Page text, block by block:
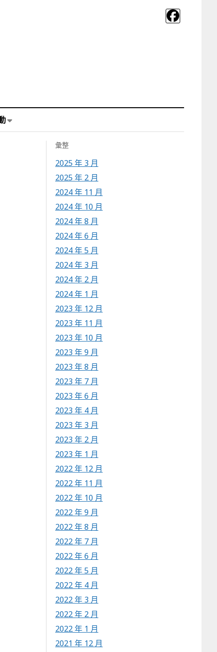
彙整
2025 年 3 月
2025 年 2 月
2024 年 11 月
2024 年 10 月
2024 年 8 月
2024 年 6 月
2024 年 5 月
2024 年 3 月
2024 年 2 月
2024 年 1 月
2023 年 12 月
2023 年 11 月
2023 年 10 月
2023 年 9 月
2023 年 8 月
2023 年 7 月
2023 年 6 月
2023 年 4 月
2023 年 3 月
2023 年 2 月
2023 年 1 月
2022 年 12 月
2022 年 11 月
2022 年 10 月
2022 年 9 月
2022 年 8 月
2022 年 7 月
2022 年 6 月
2022 年 5 月
2022 年 4 月
2022 年 3 月
2022 年 2 月
2022 年 1 月
2021 年 12 月